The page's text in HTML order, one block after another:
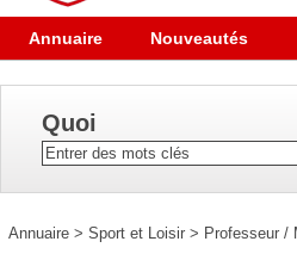
Annuaire Nouveautés
Quoi
Annuaire > Sport et Loisir > Professeur /